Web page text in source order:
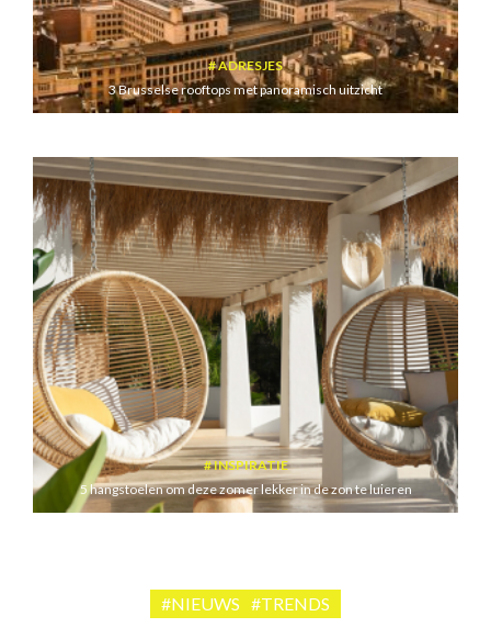
ADRESJES
3 Brusselse rooftops met panoramisch uitzicht
INSPIRATIE
5 hangstoelen om deze zomer lekker in de zon te luieren
#NIEUWS #TRENDS